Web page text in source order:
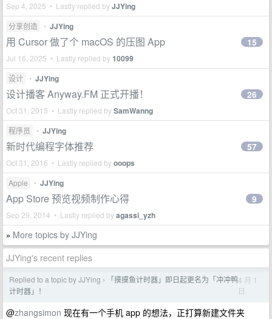
Sep 4, 2025 • Lastly replied byJJYing
分享创造 • JJYing
用 Cursor 做了个 macOS 的压图 App
Jul 16, 2025 • Lastly replied by10099
15
设计 • JJYing
设计播客 Anyway.FM 正式开播！
Oct 31, 2015 • Lastly replied bySamWanng
26
程序员 • JJYing
新时代编程字体推荐
Oct 31, 2016 • Lastly replied byooops
57
Apple • JJYing
App Store 预览视频制作心得
Sep 29, 2014 • Lastly replied byagassi_yzh
9
» More topics by JJYing
JJYing's recent replies
Replied to a topic by JJYing ›
「摸摸鱼计时器」即日起更名为「冲冲鸭
计时器」！
4 月 1
日
@zhangsimon 现在有一个手机 app 的想法，正打算新建文件夹